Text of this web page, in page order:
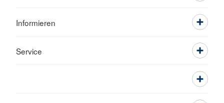
Informieren
Service